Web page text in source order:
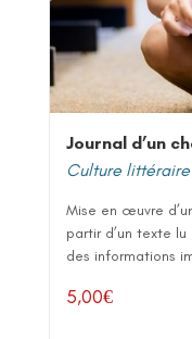
Journal d’un
Culture
Mise en œuvre
partir d’un texte
des informations
5,00€